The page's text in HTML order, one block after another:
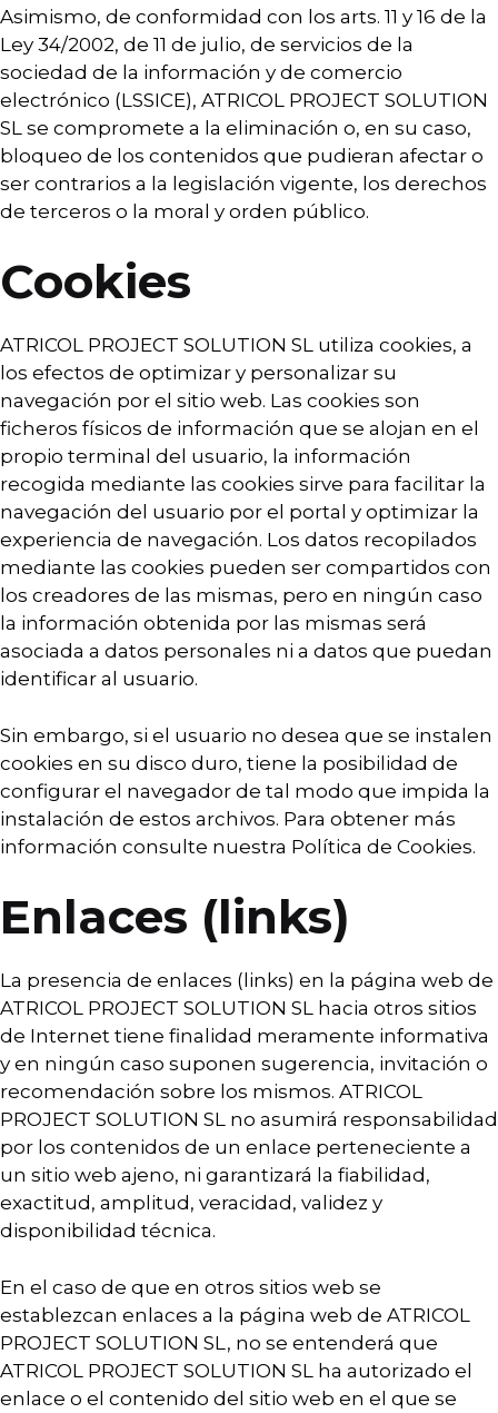
Asimismo, de conformidad con los arts. 11 y 16 de la
Ley 34/2002, de 11 de julio, de servicios de la
sociedad de la información y de comercio
electrónico (LSSICE), ATRICOL PROJECT SOLUTION
SL se compromete a la eliminación o, en su caso,
bloqueo de los contenidos que pudieran afectar o
ser contrarios a la legislación vigente, los derechos
de terceros o la moral y orden público.
Cookies
ATRICOL PROJECT SOLUTION SL utiliza cookies, a
los efectos de optimizar y personalizar su
navegación por el sitio web. Las cookies son
ficheros físicos de información que se alojan en el
propio terminal del usuario, la información
recogida mediante las cookies sirve para facilitar la
navegación del usuario por el portal y optimizar la
experiencia de navegación. Los datos recopilados
mediante las cookies pueden ser compartidos con
los creadores de las mismas, pero en ningún caso
la información obtenida por las mismas será
asociada a datos personales ni a datos que puedan
identificar al usuario.
Sin embargo, si el usuario no desea que se instalen
cookies en su disco duro, tiene la posibilidad de
configurar el navegador de tal modo que impida la
instalación de estos archivos. Para obtener más
información consulte nuestra Política de Cookies.
Enlaces (links)
La presencia de enlaces (links) en la página web de
ATRICOL PROJECT SOLUTION SL hacia otros sitios
de Internet tiene finalidad meramente informativa
y en ningún caso suponen sugerencia, invitación o
recomendación sobre los mismos. ATRICOL
PROJECT SOLUTION SL no asumirá responsabilidad
por los contenidos de un enlace perteneciente a
un sitio web ajeno, ni garantizará la fiabilidad,
exactitud, amplitud, veracidad, validez y
disponibilidad técnica.
En el caso de que en otros sitios web se
establezcan enlaces a la página web de ATRICOL
PROJECT SOLUTION SL, no se entenderá que
ATRICOL PROJECT SOLUTION SL ha autorizado el
enlace o el contenido del sitio web en el que se